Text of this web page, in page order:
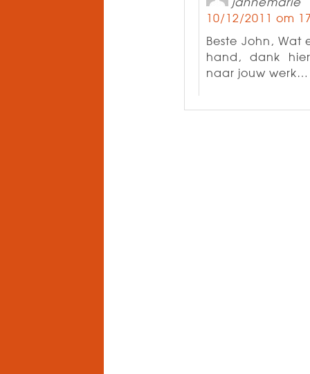
jannemarie
10/12/2011 om
Beste John,
hand, dank
naar jouw